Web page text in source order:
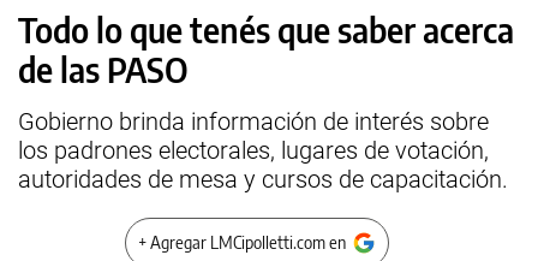
Todo lo que tenés que saber acerca
de las PASO
Gobierno brinda información de interés sobre
los padrones electorales, lugares de votación,
autoridades de mesa y cursos de capacitación.
+ Agregar LMCipolletti.com en